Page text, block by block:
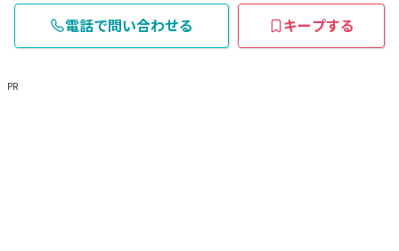
電話で問い合わせる キープする
PR